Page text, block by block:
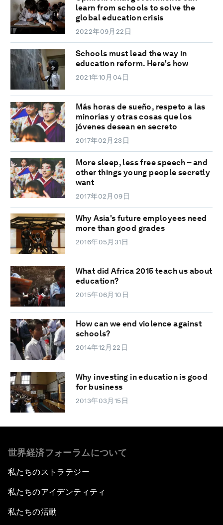
learn from schools to solve the
global education crisis
2022年09月22日
Schools must lead the way in
education reform. Here's how
2021年10月04日
Más horas de sueño, respeto a las
minorías y otras cosas que los
jóvenes desean en secreto
2017年02月23日
More sleep, less free speech – and
other things young people secretly
want
2017年02月09日
Why Asia's future employees need
more than good grades
2016年05月31日
What did Africa 2015 teach us about
education?
2015年06月10日
How can we end violence against
schools?
2014年12月22日
Why investing in education is good
for business
2013年03月15日
世界経済フォーラムについて
私たちのストラテジー
私たちのアイデンティティ
私たちの活動